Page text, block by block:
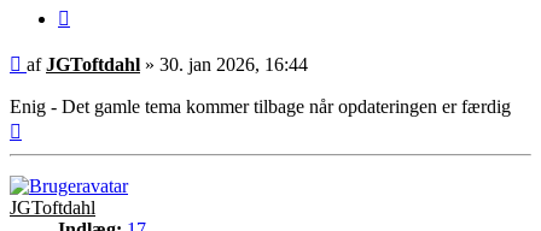
Indlæg
afJGToftdahl » 30. jan 2026, 16:44
Enig - Det gamle tema kommer tilbage når opdateringen er færdig
JGToftdahl